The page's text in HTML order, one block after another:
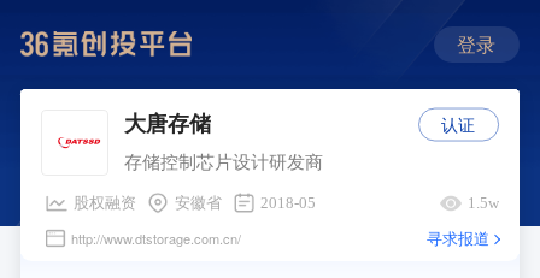
登录
大唐存储
存储控制芯片设计研发商
股权融资 安徽省 2018-05 1.5w
http://www.dtstorage.com.cn/ 寻求报道
认证